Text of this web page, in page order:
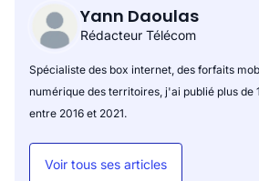
Yann Daoulas
Rédacteur Télécom
Spécialiste des box internet, des forfaits
numérique des territoires, j'ai publié plus de
entre 2016 et 2021.
Voir tous ses articles